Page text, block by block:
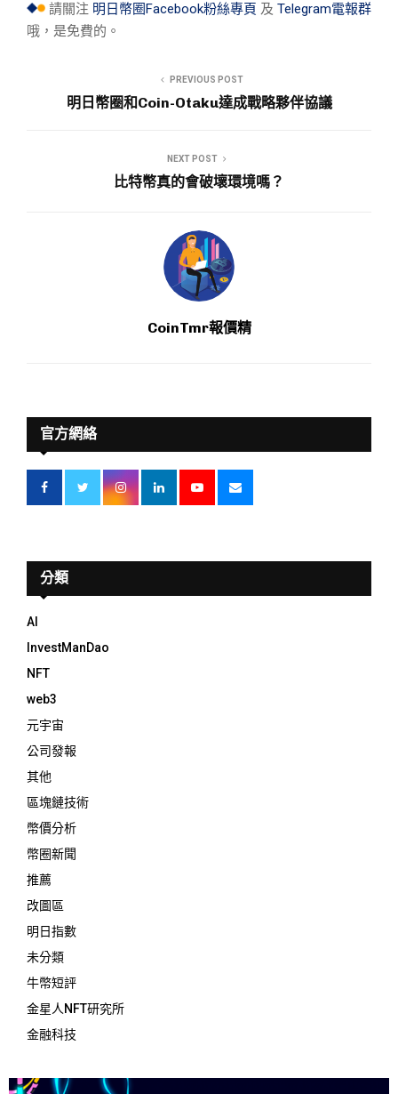
請關注 明日幣圈Facebook粉絲專頁 及 Telegram電報群
哦，是免費的。
PREVIOUS POST
明日幣圈和Coin-Otaku達成戰略夥伴協議
NEXT POST
比特幣真的會破壞環境嗎？
CoinTmr報價精
官方網絡
分類
AI
InvestManDao
NFT
web3
元宇宙
公司發報
其他
區塊鏈技術
幣價分析
幣圈新聞
推薦
改圖區
明日指數
未分類
牛幣短評
金星人NFT研究所
金融科技